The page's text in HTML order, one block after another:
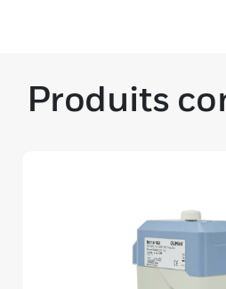
Produits